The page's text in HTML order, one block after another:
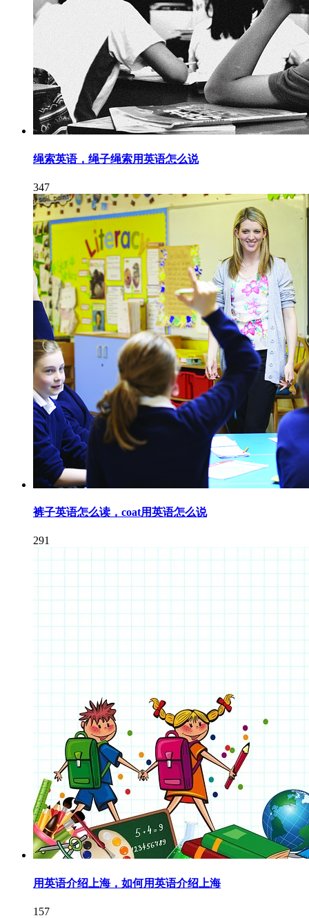
绳索英语，绳子绳索用英语怎么说
347
裤子英语怎么读，coat用英语怎么说
291
用英语介绍上海，如何用英语介绍上海
157